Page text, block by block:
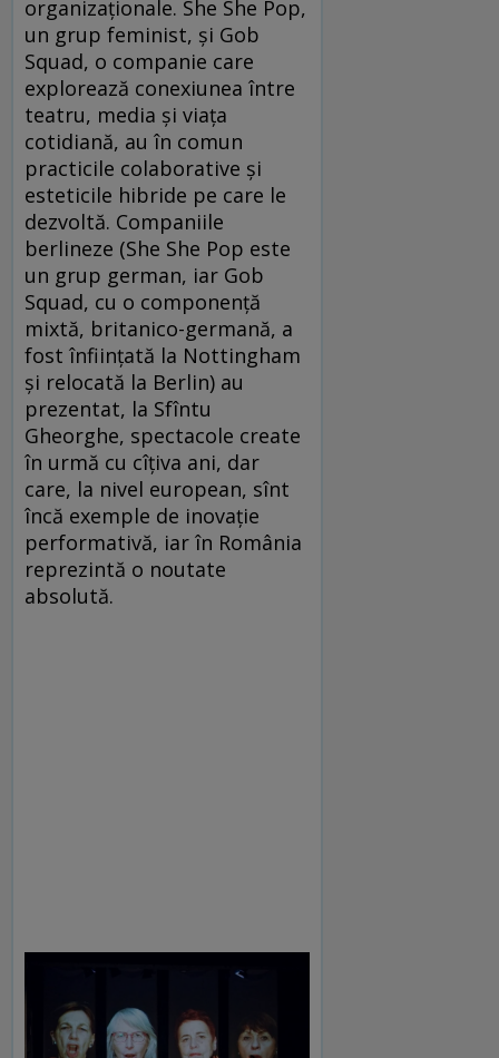
organizaţionale. She She Pop,
un grup feminist, şi Gob
Squad, o companie care
explorează conexiunea între
teatru, media şi viaţa
cotidiană, au în comun
practicile colaborative şi
esteticile hibride pe care le
dezvoltă. Companiile
berlineze (She She Pop este
un grup german, iar Gob
Squad, cu o componenţă
mixtă, britanico-germană, a
fost înfiinţată la Nottingham
şi relocată la Berlin) au
prezentat, la Sfîntu
Gheorghe, spectacole create
în urmă cu cîţiva ani, dar
care, la nivel european, sînt
încă exemple de inovaţie
performativă, iar în România
reprezintă o noutate
absolută.